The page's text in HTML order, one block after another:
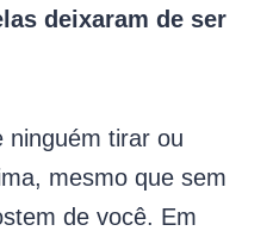
deixaram de ser
ninguém tirar ou
mesmo que sem
de você. Em